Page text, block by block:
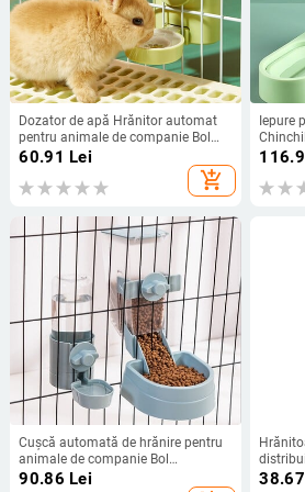
Dozator de apă Hrănitor automat
pentru animale de companie Bol
suspendat Sticla de apă Dispenser
de containere pentru alimente
pentru cățeluși, pisici, iepure, cobai
60.91 Lei
add_shopping_cart
Iepure
cu
in-
Cușcă automată de hrănire pentru
animale de companie Bol
suspendat Sticla de apă Dispenser
90.86 Lei 38.67